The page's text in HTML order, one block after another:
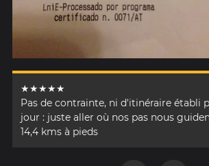
★★★★★
Pas de contrainte, ni d'itinéraire établi
jour : juste aller où nos pas nous
14,4 kms à pieds